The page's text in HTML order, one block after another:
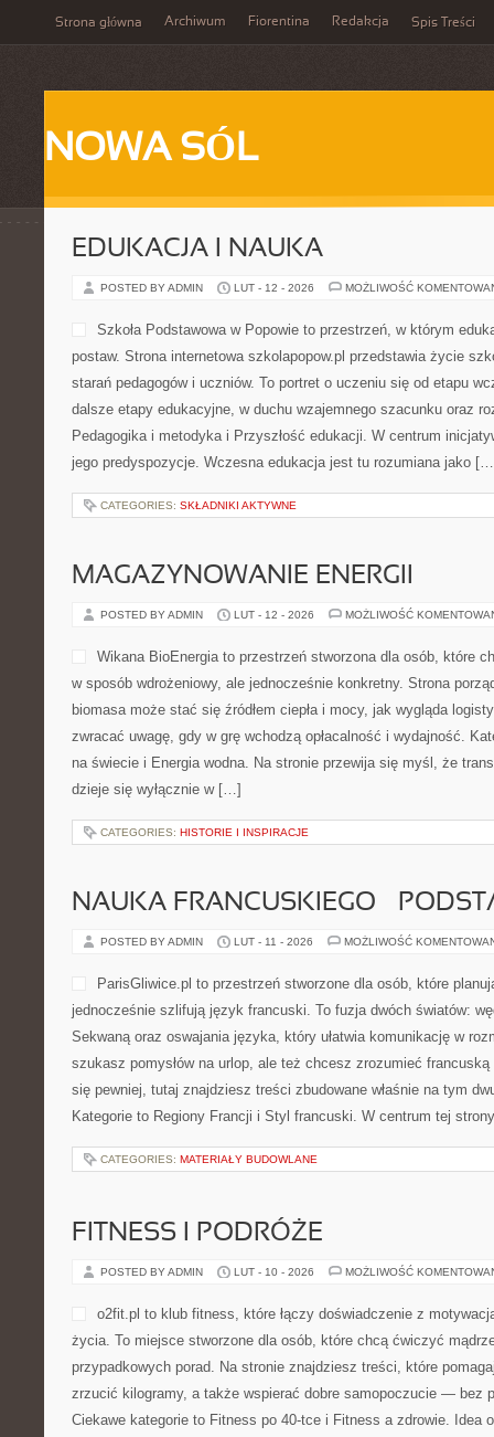
Strona główna Archiwum Fiorentina Redakcja Spis Treści
NOWA SÓL
EDUKACJA I NAUKA
POSTED BY ADMIN LUT - 12 - 2026 MOŻLIWOŚĆ
Szkoła Podstawowa w Popowie to przestrzeń, w którym
postaw. Strona internetowa szkolapopow.pl przedstawia życie
starań pedagogów i uczniów. To portret o uczeniu się od etapu
dalsze etapy edukacyjne, w duchu wzajemnego szacunku oraz
Pedagogika i metodyka i Przyszłość edukacji. W centrum
jego predyspozycje. Wczesna edukacja jest tu rozumiana jako
CATEGORIES: SKŁADNIKI AKTYWNE
MAGAZYNOWANIE ENERGII
POSTED BY ADMIN LUT - 12 - 2026 MOŻLIWOŚĆ
Wikana BioEnergia to przestrzeń stworzona dla osób, które
w sposób wdrożeniowy, ale jednocześnie konkretny. Strona
biomasa może stać się źródłem ciepła i mocy, jak wygląda
zwracać uwagę, gdy w grę wchodzą opłacalność i wydajność.
na świecie i Energia wodna. Na stronie przewija się myśl, że
dzieje się wyłącznie w […]
CATEGORIES: HISTORIE I INSPIRACJE
NAUKA FRANCUSKIEGO –
POSTED BY ADMIN LUT - 11 - 2026 MOŻLIWOŚĆ
ParisGliwice.pl to przestrzeń stworzone dla osób, które
jednocześnie szlifują język francuski. To fuzja dwóch światów:
Sekwaną oraz oswajania języka, który ułatwia komunikację w
szukasz pomysłów na urlop, ale też chcesz zrozumieć
się pewniej, tutaj znajdziesz treści zbudowane właśnie na tym
Kategorie to Regiony Francji i Styl francuski. W centrum tej
CATEGORIES: MATERIAŁY BUDOWLANE
FITNESS I PODRÓŻE
POSTED BY ADMIN LUT - 10 - 2026 MOŻLIWOŚĆ
o2fit.pl to klub fitness, które łączy doświadczenie z
życia. To miejsce stworzone dla osób, które chcą ćwiczyć
przypadkowych porad. Na stronie znajdziesz treści, które
zrzucić kilogramy, a także wspierać dobre samopoczucie — bez
Ciekawe kategorie to Fitness po 40-tce i Fitness a zdrowie. Idea